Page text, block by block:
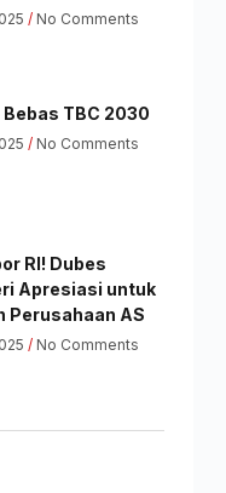
No Comments
TBC 2030
No Comments
RI! Dubes
Apresiasi untuk
Perusahaan AS
No Comments